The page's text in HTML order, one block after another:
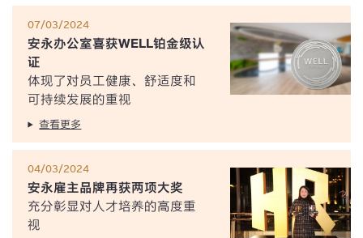
07/03/2024
安永办公室喜获WELL铂金级认
证
体现了对员工健康、舒适度和
可持续发展的重视
查看更多
04/03/2024
安永雇主品牌再获两项大奖
充分彰显对人才培养的高度重
视